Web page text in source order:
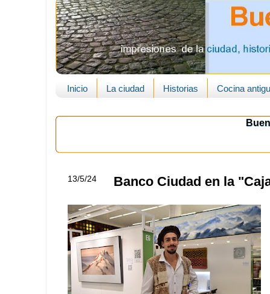
Inicio La ciudad Historias Cocina
13/5/24 Banco Ciudad en la